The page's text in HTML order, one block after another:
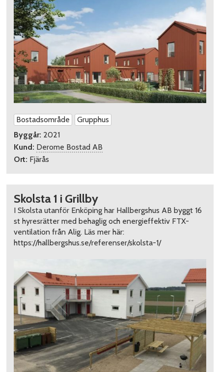
Bostadsområde
Grupphus
Byggår: 2021
Kund: Derome Bostad AB
Ort: Fjärås
Skolsta 1 i Grillby
I Skolsta utanför Enköping har Hallbergshus AB byggt 16
st hyresrätter med behaglig och energieffektiv FTX-
ventilation från Alig. Läs mer här:
https://hallbergshus.se/referenser/skolsta-1/